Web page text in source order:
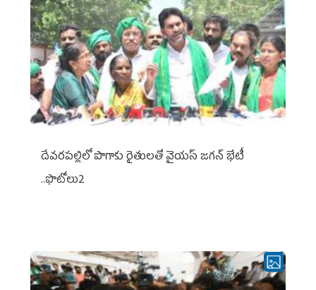
దేవరపల్లిలో పొగాకు రైతులతో వైయస్ జగన్ భేటీ
..ఫొటోలు2